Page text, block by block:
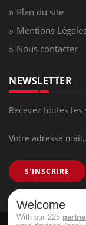
Plan du site
Mentions
Nous contacter
NEWSLETTER
Recevez toutes
S'INSCRIRE
Welcome
With our 225